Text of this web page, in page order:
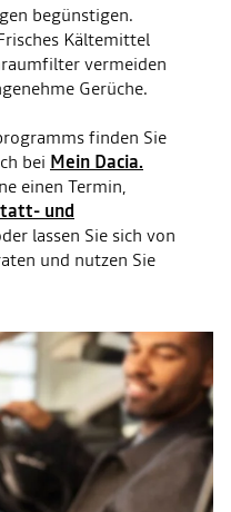
begünstigen.
Kältemittel
vermeiden
Gerüche.
finden Sie
bei Mein Dacia.
einen Termin,
und
lassen Sie sich von
und nutzen Sie